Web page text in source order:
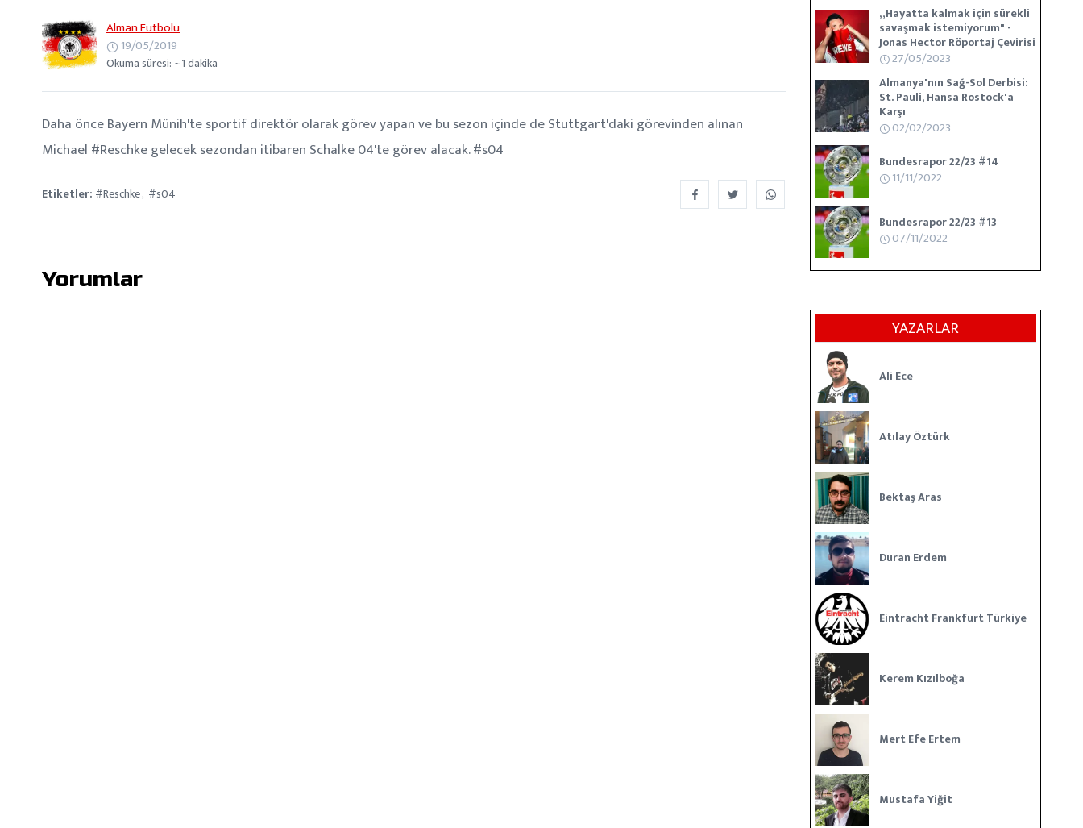
Alman Futbolu
19/05/2019
Okuma süresi: ~1 dakika
Daha önce Bayern Münih'te sportif direktör olarak görev yapan ve bu sezon içinde de Stuttgart'daki görevinden alınan
Michael #Reschke gelecek sezondan itibaren Schalke 04'te görev alacak. #s04
Etiketler: #Reschke #s04
Yorumlar
„Hayatta kalmak için sürekli
savaşmak istemiyorum" -
Jonas Hector Röportaj Çevirisi
27/05/2023
Almanya'nın Sağ-Sol Derbisi:
St. Pauli, Hansa Rostock'a
Karşı
02/02/2023
Bundesrapor 22/23 #14
11/11/2022
Bundesrapor 22/23 #13
07/11/2022
YAZARLAR
Ali Ece
Atılay Öztürk
Bektaş Aras
Duran Erdem
Eintracht Frankfurt Türkiye
Kerem Kızılboğa
Mert Efe Ertem
Mustafa Yiğit